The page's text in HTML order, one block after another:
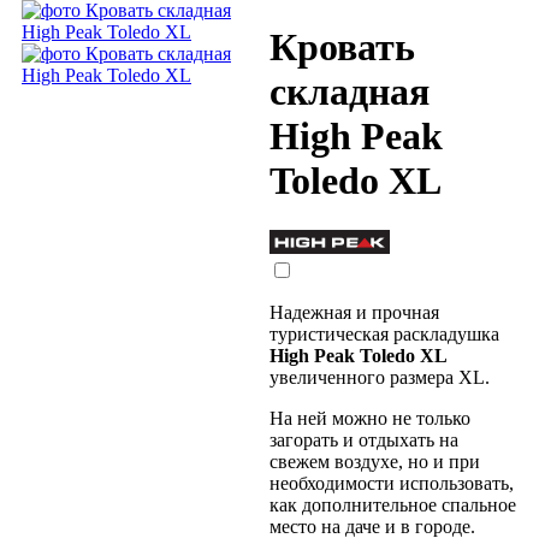
Кровать
складная
High Peak
Toledo XL
Надежная и прочная
туристическая раскладушка
High Peak Toledo XL
увеличенного размера XL.
На ней можно не только
загорать и отдыхать на
свежем воздухе, но и при
необходимости использовать,
как дополнительное спальное
место на даче и в городе.